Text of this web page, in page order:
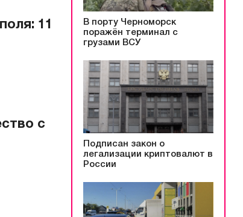
11
с
В порту Черноморск
поражён терминал с
грузами ВСУ
Подписан закон о
легализации криптовалют в
России